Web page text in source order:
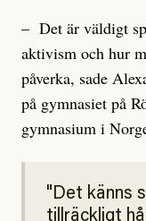
– Det är väldigt
aktivism och hur
påverka, sade
på gymnasiet på
gymnasium i
Det känns
tillräckligt